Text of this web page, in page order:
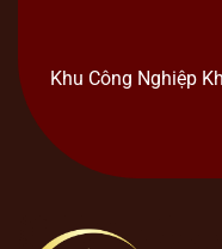
Khu Công Nghiệp